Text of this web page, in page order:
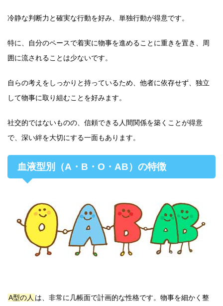
冷静な判断力と確実な行動を好み、単独行動が得意です。
特に、自分のペースで着実に物事を進めることに重きを置き、周
囲に流されることは少ないです。
自らの考えをしっかりと持っているため、他者に依存せず、独立
して物事に取り組むことを好みます。
社交的ではないものの、信頼できる人間関係を築くことが得意
で、深い絆を大切にする一面もあります。
血液型別（A・B・O・AB）の特徴
A型の人 は、非常に几帳面で計画的な性格です。物事を細かく整